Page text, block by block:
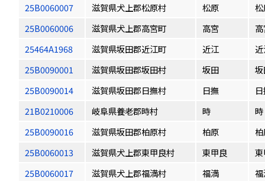
25B0060007
滋賀県犬上郡松原村 松原
25B0060006
滋賀県犬上郡高宮町 高宮
25464A1968
滋賀県坂田郡近江町 近江
25B0090001
滋賀県坂田郡坂田村 坂田
25B0090014
滋賀県坂田郡日撫村 日撫
21B0210006
岐阜県養老郡時村 時
時
25B0090016
滋賀県坂田郡柏原村 柏原
25B0060013
滋賀県犬上郡東甲良村 東甲良
25B0060017
滋賀県犬上郡福満村 福満